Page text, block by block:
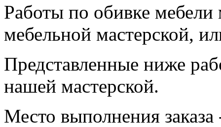
Работы по обивке
мебельной мастерской,
Представленные ниже
нашей мастерской.
Место выполнения